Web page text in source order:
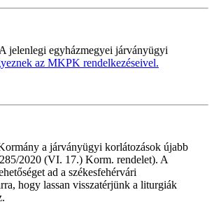
A jelenlegi egyházmegyei járványügyi
az MKPK rendelkezéseivel.
a járványügyi korlátozások újabb
2020 (VI. 17.) Korm. rendelet). A
ad a székesfehérvári
hogy lassan visszatérjünk a liturgiák